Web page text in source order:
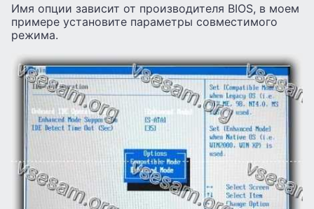
Имя опции зависит от производителя BIOS, в моем
примере установите параметры совместимого
режима.